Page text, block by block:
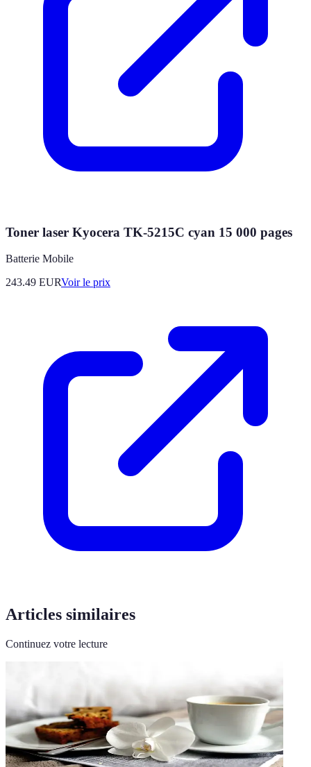
Toner laser Kyocera TK-5215C cyan 15 000 pages
Batterie Mobile
243.49 EURVoir le prix
Articles similaires
Continuez votre lecture